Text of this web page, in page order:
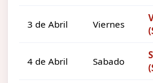
3 de Abril Viernes
4 de Abril Sabado